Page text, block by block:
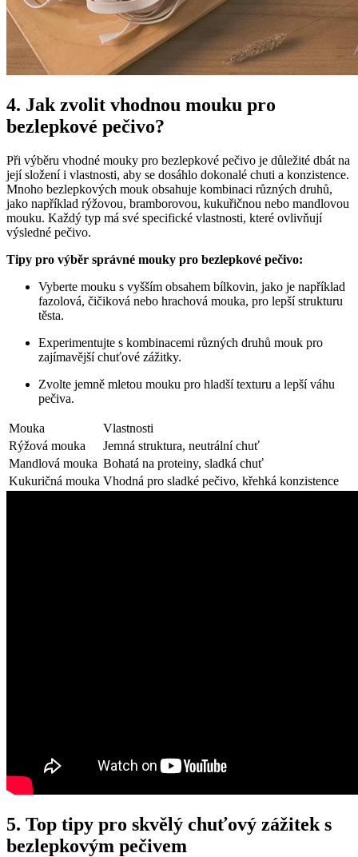
4. Jak zvolit vhodnou mouku pro
‌bezlepkové pečivo?
Při výběru vhodné mouky pro bezlepkové pečivo je⁢ důležité dbát na
její složení i vlastnosti, aby se dosáhlo dokonalé‍ chuti a konzistence.
⁢Mnoho bezlepkových mouk obsahuje ⁢kombinaci různých druhů,
jako například rýžovou, ⁤bramborovou, kukuřičnou nebo mandlovou
mouku. Každý⁢ typ má své specifické vlastnosti, které ovlivňují‌
výsledné pečivo.
Tipy pro výběr správné mouky pro bezlepkové ‌pečivo:
Vyberte mouku s vyšším⁣ obsahem bílkovin, jako je například
fazolová,‌ čičiková nebo hrachová mouka, pro lepší strukturu
těsta.
Experimentujte s⁤ kombinacemi různých⁢ druhů mouk pro
zajímavější⁤ chuťové zážitky.
Zvolte ⁢jemně mletou ‍mouku pro hladší⁢ texturu‍ a lepší váhu
pečiva.
Mouka
Vlastnosti
Rýžová mouka
Jemná struktura, neutrální chuť
Mandlová ⁤mouka Bohatá na proteiny, sladká chuť
Kukuričná mouka Vhodná pro sladké pečivo, křehká konzistence
5. Top tipy pro ​skvělý‌ chuťový zážitek s⁢
bezlepkovým pečivem